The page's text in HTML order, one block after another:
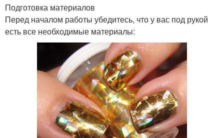
Подготовка материалов
Перед началом работы убедитесь, что у вас под рукой
есть все необходимые материалы: